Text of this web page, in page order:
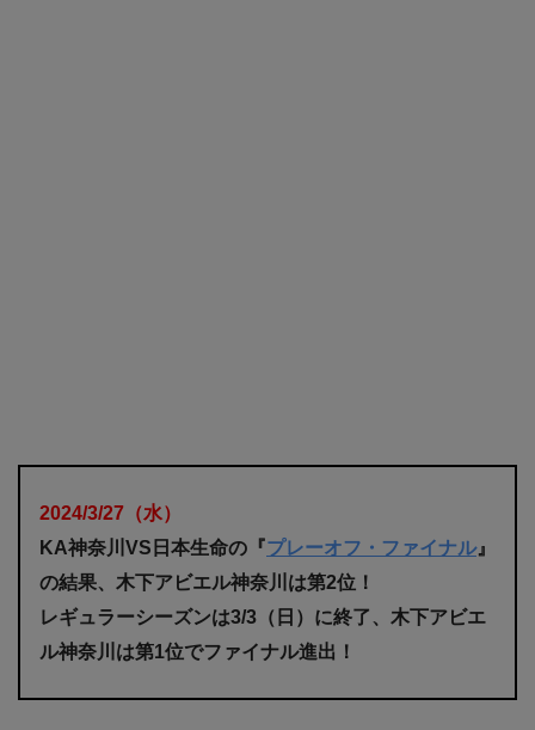
2024/3/27 （水）
KA神奈川VS日本生命の『プレーオフ・ファイナル』
の結果、木下アビエル神奈川は第2位！
レギュラーシーズンは3/3（日）に終了、木下アビエ
ル神奈川は第1位でファイナル進出！